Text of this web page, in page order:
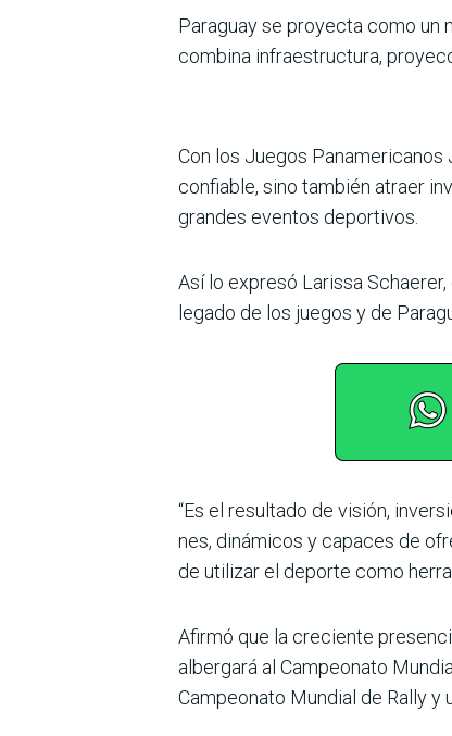
Paraguay se proyecta como un
combina infraestructura,
Con los Juegos
con­fiable, sino también atraer
grandes even­tos deportivos.
Así lo expresó Larissa
legado de los juegos y de
“Es el resultado de visión,
nes, dinámicos y capaces de
de utili­zar el deporte como
Afirmó que la creciente
alber­gará al Campeonato
Campeonato Mundial de Rally y